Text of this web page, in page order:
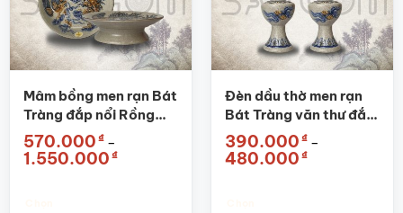
Mâm bồng men rạn Bát
Tràng đắp nổi Rồng
Phượng SG-MBT01
570.000 ₫ –
1.550.000 ₫Khoảng
Đèn dầu thờ men rạn
Bát Tràng văn thư đắp
nổi SG-ĐT01
390.000 ₫ –
480.000 ₫Khoảng